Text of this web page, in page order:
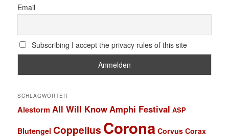
Email
Subscribing I accept the privacy rules of this site
SCHLAGWÖRTER
Alestorm All Will Know Amphi Festival ASP
Blutengel Coppelius Corona Corvus Corax